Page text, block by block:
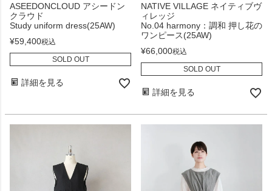
ASEEDONCLOUD アシードン
クラウド
Study uniform dress(25AW)
¥59,400税込
SOLD OUT
詳細を見る
NATIVE VILLAGE ネイティブヴ
ィレッジ
No.04 harmony：調和 押し花の
ワンピース(25AW)
¥66,000税込
SOLD OUT
詳細を見る